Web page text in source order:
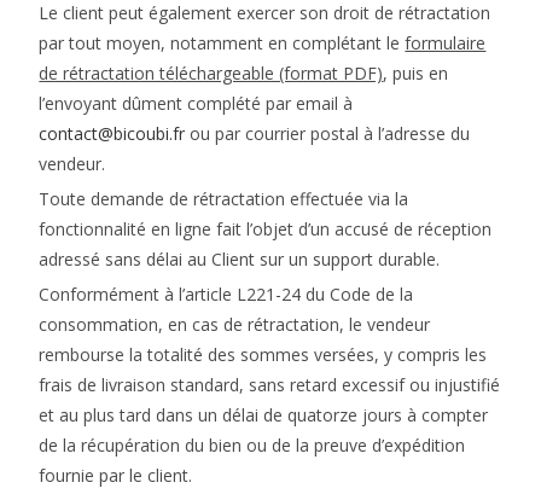
Le client peut également exercer son droit de rétractation
par tout moyen, notamment en complétant leformulaire
de rétractation téléchargeable (format PDF), puis en
l’envoyant dûment complété par email à
contact@bicoubi.fr ou par courrier postal à l’adresse du
vendeur.
Toute demande de rétractation effectuée via la
fonctionnalité en ligne fait l’objet d’un accusé de réception
adressé sans délai au Client sur un support durable.
Conformément à l’article L221-24 du Code de la
consommation, en cas de rétractation, le vendeur
rembourse la totalité des sommes versées, y compris les
frais de livraison standard, sans retard excessif ou injustifié
et au plus tard dans un délai de quatorze jours à compter
de la récupération du bien ou de la preuve d’expédition
fournie par le client.